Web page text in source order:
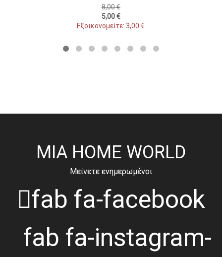
8,00 €
5,00 €
Εξοικονομείτε: 3,00 €
MIA HOME WORLD
Μείνετε ενημερωμένοι
fab fa-facebook
fab fa-instagram-